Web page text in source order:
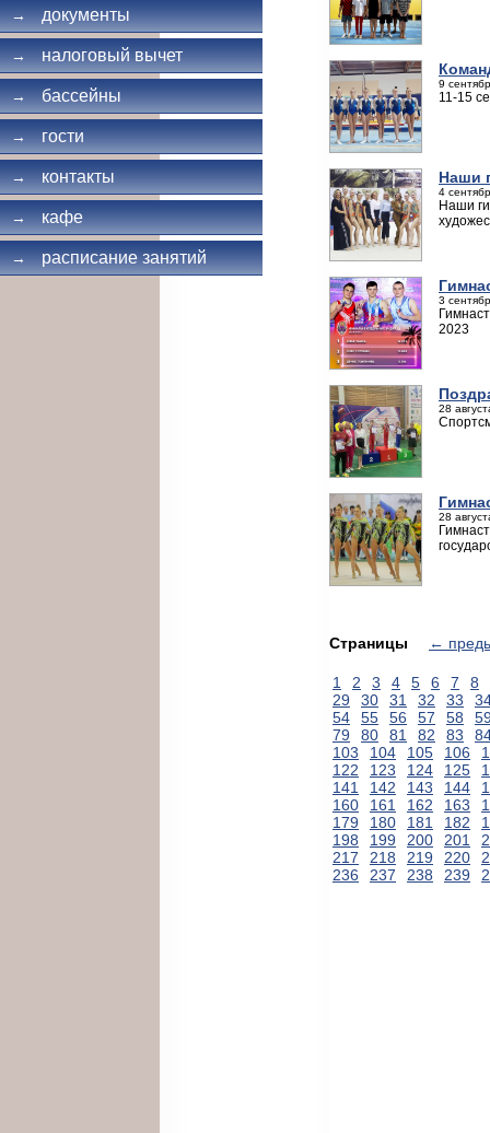
→ документы
→ налоговый вычет
→ бассейны
→ гости
→ контакты
→ кафе
→ расписание занятий
9
11-15
Наши
4
Наши
3
2023
28
28
Страницы ←
1 2 3 4 5 6 7
8
29
30 31 32 33
54
55 56 57 58
79
80 81 82 83
103
104 105 106
122
123 124 125
141
142 143 144
160
161 162 163
179
180 181 182
198
199 200 201
217
218 219 220
236
237 238 239